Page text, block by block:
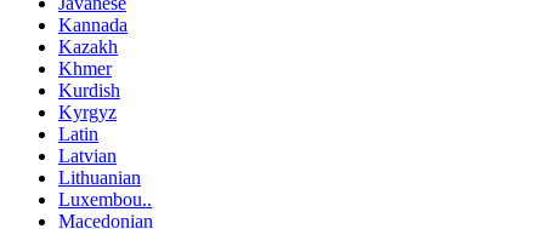
Kannada
Kazakh
Khmer
Kurdish
Kyrgyz
Latin
Latvian
Lithuanian
Luxembou..
Macedonian